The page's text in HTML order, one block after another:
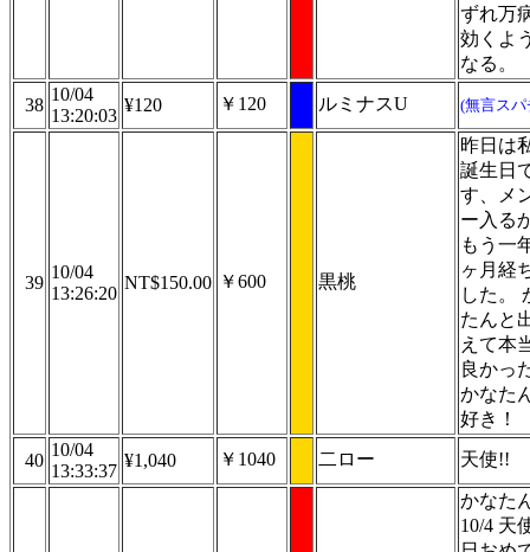
ずれ万
効くよ
なる。
38
10/04
13:20:03
¥120 ￥120 ルミナスU (無言スパ
39
10/04
13:26:20
NT$150.00 ￥600 黒桃
昨日は
誕生日
す、メ
ー入る
もう一
ヶ月経
した。
たんと
えて本
良かっ
かなた
好き！
40
10/04
13:33:37
¥1,040 ￥1040 二ロー 天使!!
かなた
10/4 天